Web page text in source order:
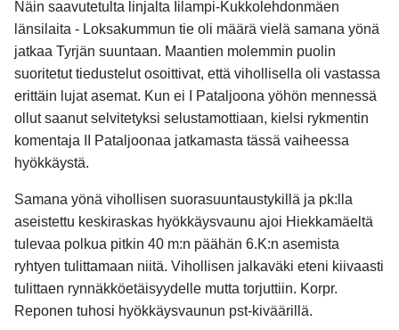
Näin saavutetulta linjalta Iilampi-Kukkolehdonmäen
länsilaita - Loksakummun tie oli määrä vielä samana yönä
jatkaa Tyrjän suuntaan. Maantien molemmin puolin
suoritetut tiedustelut osoittivat, että vihollisella oli vastassa
erittäin lujat asemat. Kun ei I Pataljoona yöhön mennessä
ollut saanut selvitetyksi selustamottiaan, kielsi rykmentin
komentaja II Pataljoonaa jatkamasta tässä vaiheessa
hyökkäystä.
Samana yönä vihollisen suorasuuntaustykillä ja pk:lla
aseistettu keskiraskas hyökkäysvaunu ajoi Hiekkamäeltä
tulevaa polkua pitkin 40 m:n päähän 6.K:n asemista
ryhtyen tulittamaan niitä. Vihollisen jalkaväki eteni kiivaasti
tulittaen rynnäkköetäisyydelle mutta torjuttiin. Korpr.
Reponen tuhosi hyökkäysvaunun pst-kiväärillä.